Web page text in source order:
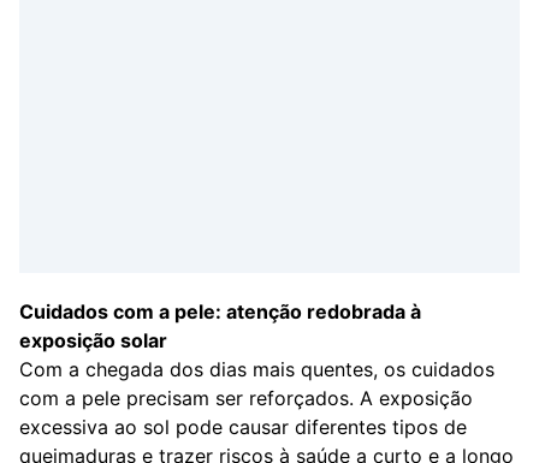
Cuidados com a pele: atenção redobrada à
exposição solar
Com a chegada dos dias mais quentes, os cuidados
com a pele precisam ser reforçados. A exposição
excessiva ao sol pode causar diferentes tipos de
queimaduras e trazer riscos à saúde a curto e a longo